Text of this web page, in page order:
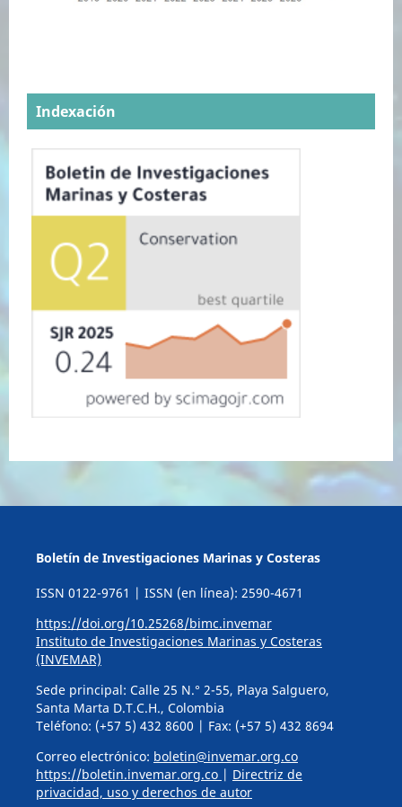
Indexación
Boletín de Investigaciones Marinas y Costeras
ISSN 0122-9761 | ISSN (en línea): 2590-4671
https://doi.org/10.25268/bimc.invemar
Instituto de Investigaciones Marinas y Costeras
(INVEMAR)
Sede principal: Calle 25 N.° 2-55, Playa Salguero,
Santa Marta D.T.C.H., Colombia
Teléfono: (+57 5) 432 8600 | Fax: (+57 5) 432 8694
Correo electrónico: boletin@invemar.org.co
https://boletin.invemar.org.co | Directriz de
privacidad, uso y derechos de autor